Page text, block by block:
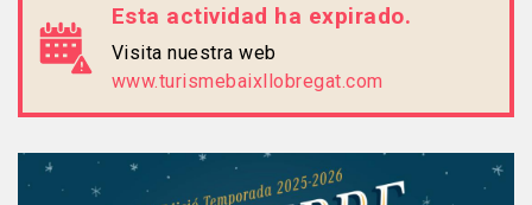
Esta actividad ha expirado.
Visita nuestra web
www.turismebaixllobregat.com